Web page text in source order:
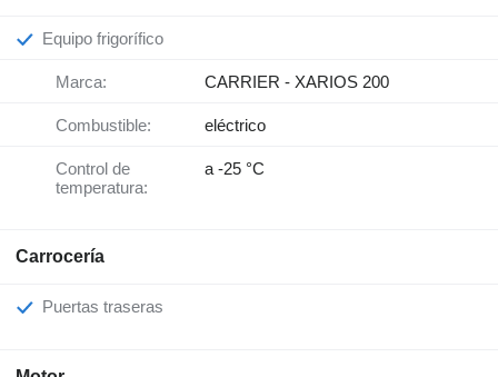
Equipo frigorífico
Marca: CARRIER - XARIOS 200
Combustible: eléctrico
Control de
temperatura:
a -25 °C
Carrocería
Puertas traseras